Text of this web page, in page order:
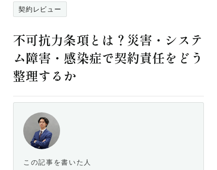
契約レビュー
不可抗力条項とは？災害・システ
ム障害・感染症で契約責任をどう
整理するか
この記事を書いた人